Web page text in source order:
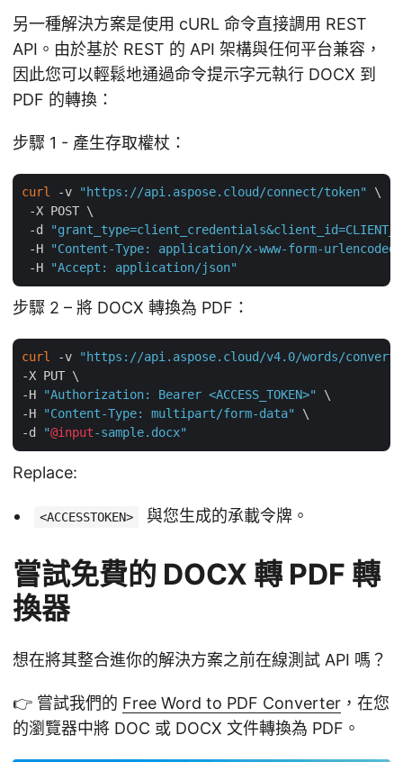
另一種解決方案是使用 cURL 命令直接調用 REST
API。由於基於 REST 的 API 架構與任何平台兼容，
因此您可以輕鬆地通過命令提示字元執行 DOCX 到
PDF 的轉換：
步驟 1 - 產生存取權杖：
curl -v "https://api.aspose.cloud/connect/token"
\
-X POST \
-d
-H
"Content-Type: application/x-www-form-urlencoded"
-H
"Accept: application/json"
步驟 2 – 將 DOCX 轉換為 PDF：
curl -v
"https://api.aspose.cloud/v4.0/words/
-X PUT \
-H
"Authorization: Bearer <ACCESS_TOKEN>"
\
-H
"Content-Type: multipart/form-data"
\
-d
"@input-sample.docx"
Replace:
<ACCESSTOKEN> 與您生成的承載令牌。
嘗試免費的 DOCX 轉 PDF 轉
換器
想在將其整合進你的解決方案之前在線測試 API 嗎？
👉 嘗試我們的 Free Word to PDF Converter ，在您
的瀏覽器中將 DOC 或 DOCX 文件轉換為 PDF。